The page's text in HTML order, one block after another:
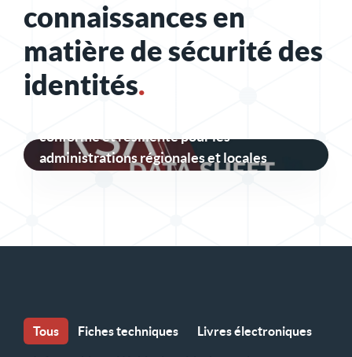
connaissances en
matière de sécurité des
identités.
conforme et résiliente pour les
administrations régionales et locales
Tous Fiches techniques Livres électroniques